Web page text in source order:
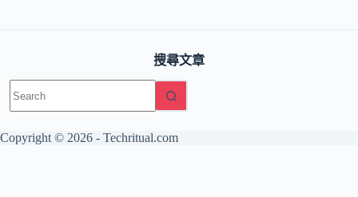
搜尋文章
results
Copyright © 2026 - Techritual.com